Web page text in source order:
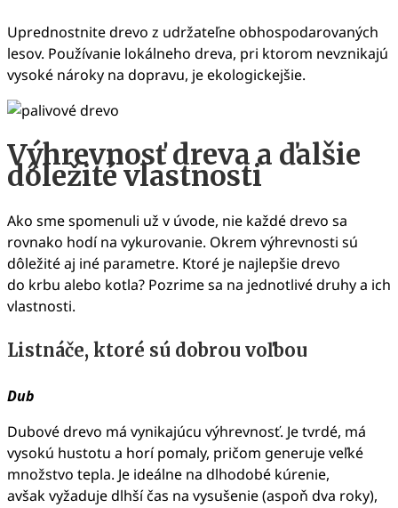
Uprednostnite drevo z udržateľne obhospodarovaných
lesov. Používanie lokálneho dreva, pri ktorom nevznikajú
vysoké nároky na dopravu, je ekologickejšie.
Výhrevnosť dreva a ďalšie
dôležité vlastnosti
Ako sme spomenuli už v úvode, nie každé drevo sa
rovnako hodí na vykurovanie. Okrem výhrevnosti sú
dôležité aj iné parametre. Ktoré je najlepšie drevo
do krbu alebo kotla? Pozrime sa na jednotlivé druhy a ich
vlastnosti.
Listnáče, ktoré sú dobrou voľbou
Dub
Dubové drevo má vynikajúcu výhrevnosť. Je tvrdé, má
vysokú hustotu a horí pomaly, pričom generuje veľké
množstvo tepla. Je ideálne na dlhodobé kúrenie,
avšak vyžaduje dlhší čas na vysušenie (aspoň dva roky),